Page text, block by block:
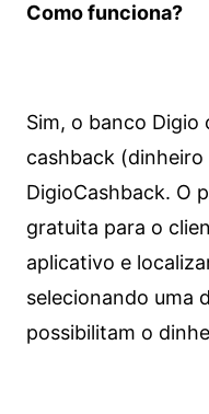
Como funciona?
Sim, o banco
cashback
DigioCashback. O
gratuita para o
aplicativo e
selecionando uma
possibilitam o